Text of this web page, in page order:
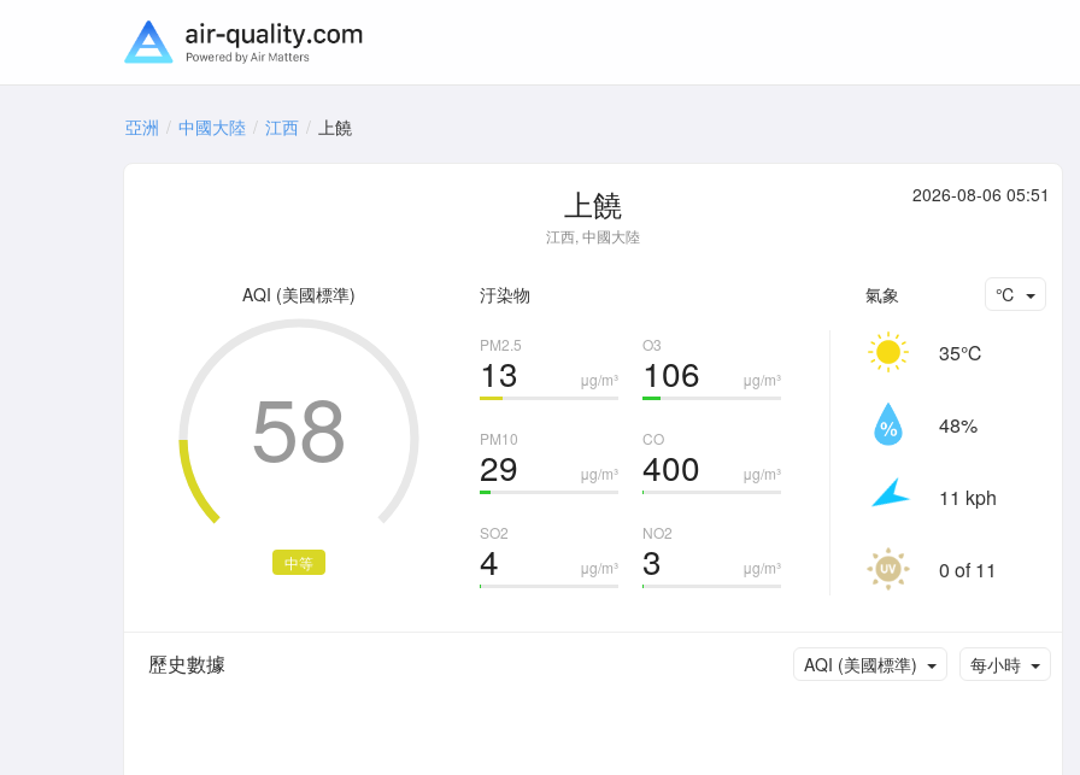
亞洲 中國大陸 江西 上饒
上饒
江西, 中國大陸
2026-08-06 05:51
AQI (美國標準)
中等
58
汙染物
PM2.5
μg/m³
13
O3
μg/m³
106
PM10
μg/m³
29
CO
μg/m³
400
SO2
μg/m³
4
NO2
μg/m³
3
氣象 ℃
35℃
48%
11 kph
0 of 11
歷史數據 每小時
AQI (美國標準)